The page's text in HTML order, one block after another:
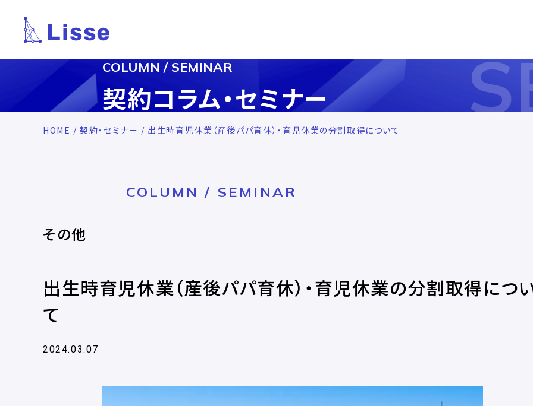
COLUMN / SEMINAR
契約コラム・セミナー
HOME /契約・セミナー / 出生時育児休業（産後パパ育休）・育児休業の分割取得について
COLUMN / SEMINAR
その他
出生時育児休業（産後パパ育休）・育児休業の分割取得につ
て
2024.03.07